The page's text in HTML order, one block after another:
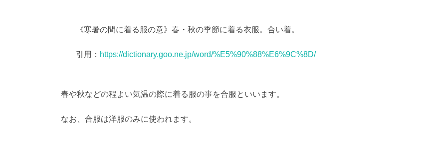
《寒暑の間に着る服の意》春・秋の季節に着る衣服。合い着。
引用： https://dictionary.goo.ne.jp/word/%E5%90%88%E6%9C%8D/
春や秋などの程よい気温の際に着る服の事を合服といいます。
なお、合服は洋服のみに使われます。